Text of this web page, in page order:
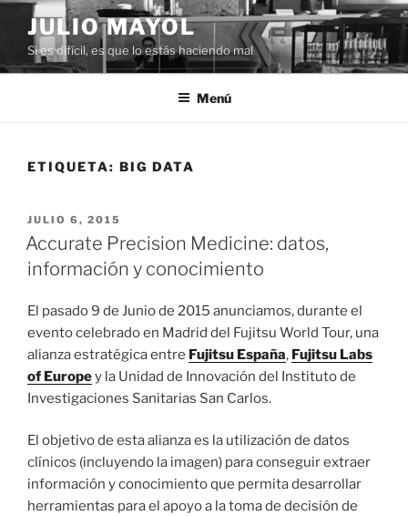
Saltar
contenido
JULIO MAYOL
Si es difícil, es que lo estás haciendo mal
Menú
ETIQUETA: BIG DATA
PUBLICADO
EL
JULIO 6, 2015
Accurate Precision Medicine: datos,
información y conocimiento
El pasado 9 de Junio de 2015 anunciamos, durante el
evento celebrado en Madrid del Fujitsu World Tour, una
alianza estratégica entre Fujitsu España, Fujitsu Labs
of Europey la Unidad de Innovación del Instituto de
Investigaciones Sanitarias San Carlos.
El objetivo de esta alianza es la utilización de datos
clínicos (incluyendo la imagen) para conseguir extraer
información y conocimiento que permita desarrollar
herramientas para el apoyo a la toma de decisión de